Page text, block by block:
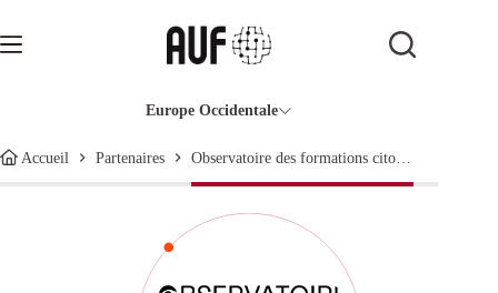
contenu
Europe Occidentale
Accueil Partenaires